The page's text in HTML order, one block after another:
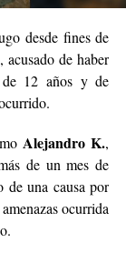
desde fines de
de haber
de 12 años y de
Alejandro K.,
de un mes de
de una causa por
ocurrida